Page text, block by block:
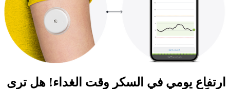
ارتفاع يومي في السكر وقت الغداء! هل ترى